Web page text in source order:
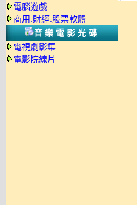
電腦遊戲
商用.財經.股票軟體
音樂電影光碟
電視劇影集
電影院線片